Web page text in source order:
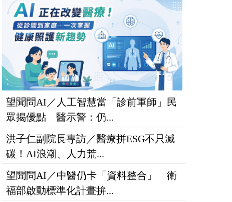
望聞問AI／人工智慧當「診前軍師」民
眾揭優點 醫示警：仍...
洪子仁副院長專訪／醫療拼ESG不只減
碳！AI浪潮、人力荒...
望聞問AI／中醫仍卡「資料整合」 衛
福部啟動標準化計畫拚...